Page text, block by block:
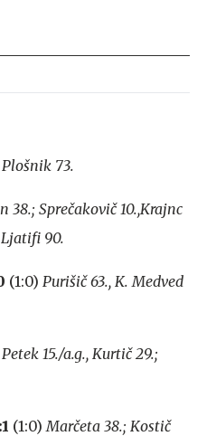
Plošnik 73.
38.; Sprečakovič 10.,Krajnc
Ljatifi 90.
(1:0) Purišič 63., K. Medved
Petek 15./a.g., Kurtič 29.;
(1:0) Marčeta 38.; Kostič